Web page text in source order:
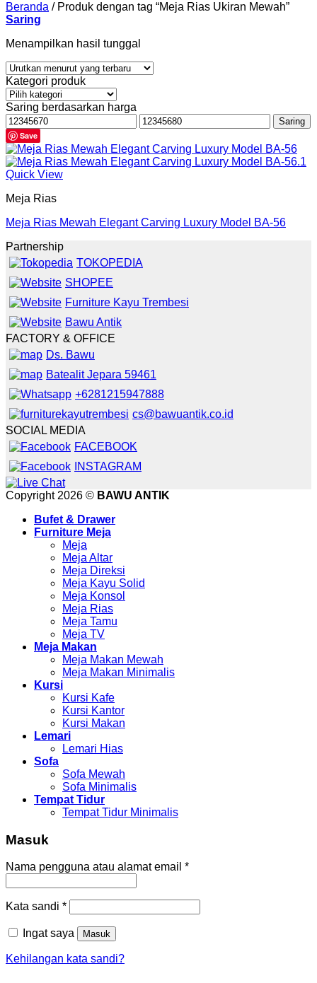
Beranda /Produk dengan tag “Meja Rias Ukiran Mewah”
Saring
Menampilkan hasil tunggal
Kategori produk
Saring berdasarkan harga
Harga
terendah
Harga
tertinggi
Saring
Save
Quick View
Meja Rias
Meja Rias Mewah Elegant Carving Luxury Model BA-56
Partnership
TOKOPEDIA
SHOPEE
Furniture Kayu Trembesi
Bawu Antik
FACTORY & OFFICE
Ds. Bawu
Batealit Jepara 59461
+6281215947888
cs@bawuantik.co.id
SOCIAL MEDIA
FACEBOOK
INSTAGRAM
Copyright 2026 © BAWU ANTIK
Bufet & Drawer
Furniture Meja
Meja
Meja Altar
Meja Direksi
Meja Kayu Solid
Meja Konsol
Meja Rias
Meja Tamu
Meja TV
Meja Makan
Meja Makan Mewah
Meja Makan Minimalis
Kursi
Kursi Kafe
Kursi Kantor
Kursi Makan
Lemari
Lemari Hias
Sofa
Sofa Mewah
Sofa Minimalis
Tempat Tidur
Tempat Tidur Minimalis
Masuk
Nama pengguna atau alamat email *
Kata sandi *
Ingat saya Masuk
Kehilangan kata sandi?